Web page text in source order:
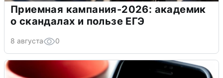
Приемная кампания-2026: академик
о скандалах и пользе ЕГЭ
8 августа 0